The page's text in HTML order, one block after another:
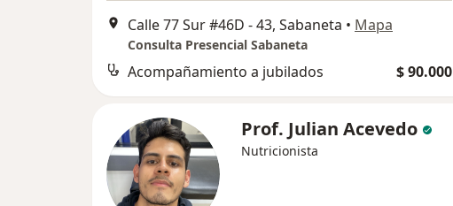
Calle 77 Sur #46D - 43, Sabaneta • Mapa
Consulta Presencial Sabaneta
Acompañamiento a jubilados $ 90.000
Prof. Julian Acevedo
Nutricionista